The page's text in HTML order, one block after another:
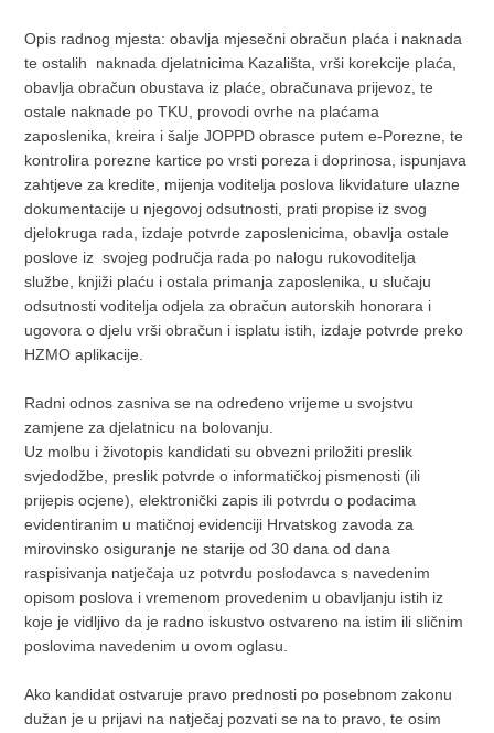
Opis radnog mjesta: obavlja mjesečni obračun plaća i naknada
te ostalih naknada djelatnicima Kazališta, vrši korekcije plaća,
obavlja obračun obustava iz plaće, obračunava prijevoz, te
ostale naknade po TKU, provodi ovrhe na plaćama
zaposlenika, kreira i šalje JOPPD obrasce putem e-Porezne, te
kontrolira porezne kartice po vrsti poreza i doprinosa, ispunjava
zahtjeve za kredite, mijenja voditelja poslova likvidature ulazne
dokumentacije u njegovoj odsutnosti, prati propise iz svog
djelokruga rada, izdaje potvrde zaposlenicima, obavlja ostale
poslove iz svojeg područja rada po nalogu rukovoditelja
službe, knjiži plaću i ostala primanja zaposlenika, u slučaju
odsutnosti voditelja odjela za obračun autorskih honorara i
ugovora o djelu vrši obračun i isplatu istih, izdaje potvrde preko
HZMO aplikacije.
Radni odnos zasniva se na određeno vrijeme u svojstvu
zamjene za djelatnicu na bolovanju.
Uz molbu i životopis kandidati su obvezni priložiti preslik
svjedodžbe, preslik potvrde o informatičkoj pismenosti (ili
prijepis ocjene), elektronički zapis ili potvrdu o podacima
evidentiranim u matičnoj evidenciji Hrvatskog zavoda za
mirovinsko osiguranje ne starije od 30 dana od dana
raspisivanja natječaja uz potvrdu poslodavca s navedenim
opisom poslova i vremenom provedenim u obavljanju istih iz
koje je vidljivo da je radno iskustvo ostvareno na istim ili sličnim
poslovima navedenim u ovom oglasu.
Ako kandidat ostvaruje pravo prednosti po posebnom zakonu
dužan je u prijavi na natječaj pozvati se na to pravo, te osim